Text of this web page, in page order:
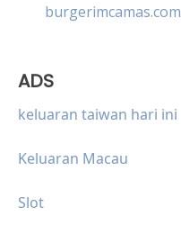
burgerimcamas.com
ADS
keluaran taiwan hari ini
Keluaran Macau
Slot